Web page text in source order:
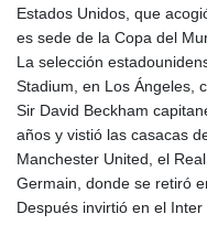
Estados Unidos, que
es sede de la Copa del
La selección
Stadium, en Los Ángeles,
Sir David Beckham
años y vistió las casacas
Manchester United, el
Germain, donde se retiró
Después invirtió en el